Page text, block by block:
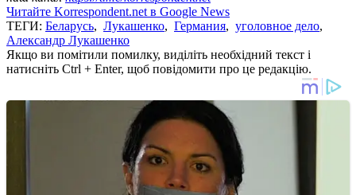
Читайте Korrespondent.net в Google News
ТЕГИ: Беларусь, Лукашенко, Германия, уголовное дело,
Александр Лукашенко
Якщо ви помітили помилку, виділіть необхідний текст і
натисніть Ctrl + Enter, щоб повідомити про це редакцію.